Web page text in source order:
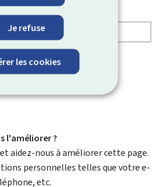
Je refuse
les cookies
vous ?
page ? *
l'améliorer ?
aidez-nous à améliorer cette page.
personnelles telles que votre e-
etc.